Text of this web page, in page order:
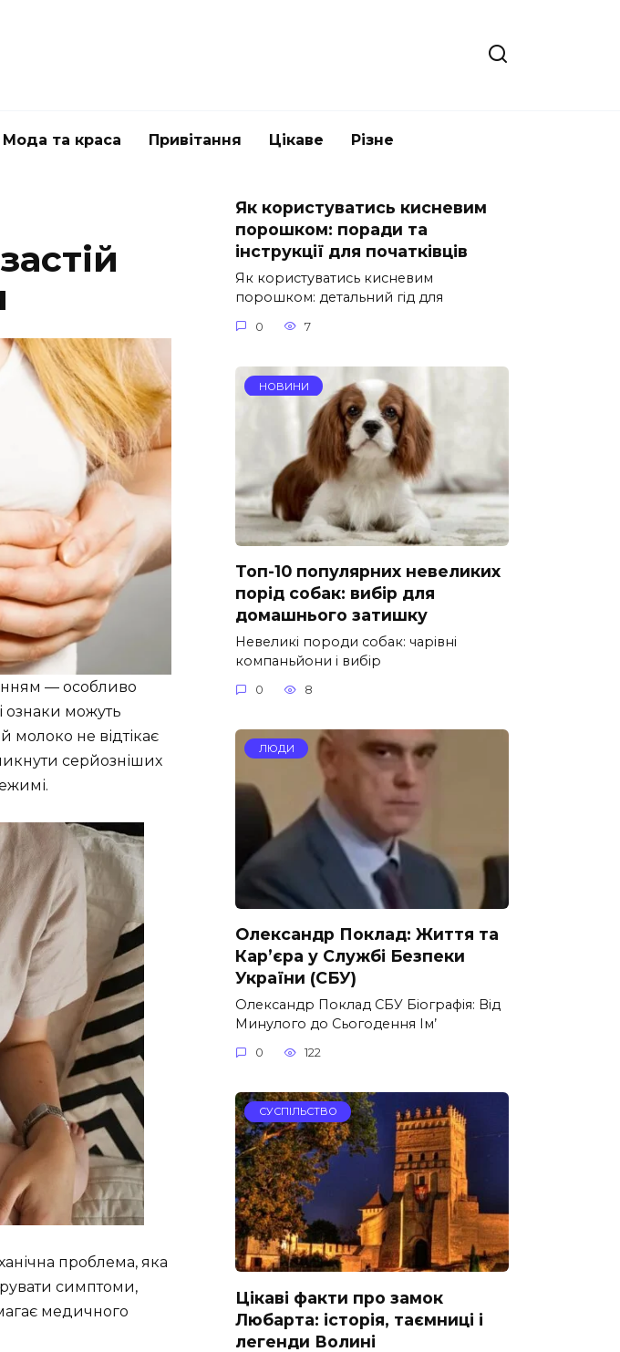
Мода та краса Привітання Цікаве Різне
— особливо
можуть
молоко не відтікає
серйозніших
проблема, яка
симптоми,
медичного
Як користуватись кисневим
порошком: поради та
інструкції для початківців
Як користуватись кисневим
порошком: детальний гід для
0 7
НОВИНИ
Топ-10 популярних невеликих
порід собак: вибір для
домашнього затишку
Невеликі породи собак: чарівні
компаньйони і вибір
0 8
ЛЮДИ
Олександр Поклад: Життя та
Кар’єра у Службі Безпеки
України (СБУ)
Олександр Поклад СБУ Біографія: Від
Минулого до Сьогодення Ім’
0 122
СУСПІЛЬСТВО
Цікаві факти про замок
Любарта: історія, таємниці і
легенди Волині